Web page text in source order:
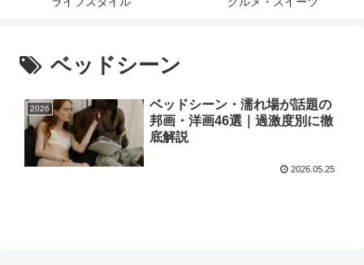
ベッドシーン
2026
ベッドシーン・濡れ場が話題の
邦画・洋画46選｜過激度別に徹
底解説
2026.05.25